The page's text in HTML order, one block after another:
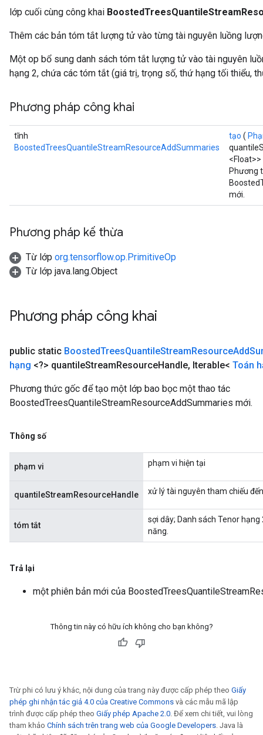
lớp cuối cùng công khai
Thêm các bản tóm tắt lượng tử vào từng tài nguyên luồng
Một op bổ sung danh sách tóm tắt lượng tử vào tài nguyên
hạng 2, chứa các tóm tắt (giá trị, trọng số, thứ hạng tối thiểu,
Phương pháp công khai
tĩnh
BoostedTreesQuantileStreamResourceAddSummaries
tạo (
Phương
mới.
Phương pháp kế thừa
Từ lớp org.tensorflow.op.PrimitiveOp
Từ lớp java.lang.Object
Phương pháp công khai
public static BoostedTreesQuantileStreamResourceAdd
hạng <?> quantileStreamResourceHandle, Iterable< Toán
Phương thức gốc để tạo một lớp bao bọc một thao tác
BoostedTreesQuantileStreamResourceAddSummaries mới.
Thông số
phạm vi phạm vi hiện tại
quantileStreamResourceHandle xử lý tài nguyên tham chiếu
tóm tắt
sợi dây; Danh sách Tenor
năng.
Trả lại
một phiên bản mới của
Thông tin này có hữu ích không cho bạn không?
Trừ phi có lưu ý khác, nội dung của trang này được cấp phép theo Giấy
phép ghi nhận tác giả 4.0 của Creative Commons và các mẫu mã lập
trình được cấp phép theo Giấy phép Apache 2.0. Để xem chi tiết, vui lòng
tham khảo Chính sách trên trang web của Google Developers. Java là